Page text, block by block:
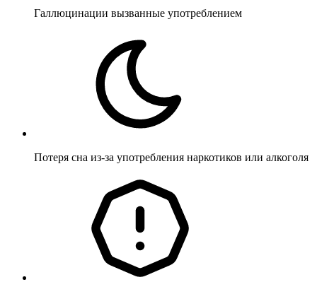
Галлюцинации вызванные употреблением
Потеря сна из-за употребления наркотиков или алкоголя